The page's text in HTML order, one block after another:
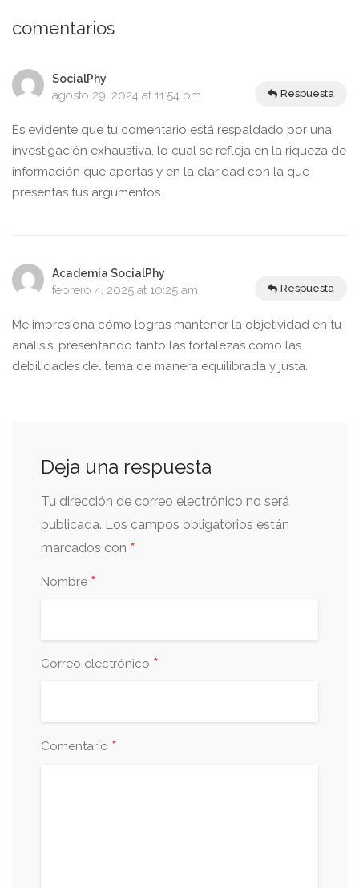
comentarios
SocialPhy
agosto 29, 2024 at 11:54 pm Respuesta
Es evidente que tu comentario está respaldado por una
investigación exhaustiva, lo cual se refleja en la riqueza de
información que aportas y en la claridad con la que
presentas tus argumentos.
Academia SocialPhy
febrero 4, 2025 at 10:25 am Respuesta
Me impresiona cómo logras mantener la objetividad en tu
análisis, presentando tanto las fortalezas como las
debilidades del tema de manera equilibrada y justa.
Deja una respuesta
Tu dirección de correo electrónico no será
publicada. Los campos obligatorios están
marcados con *
Nombre *
Correo electrónico *
Comentario *